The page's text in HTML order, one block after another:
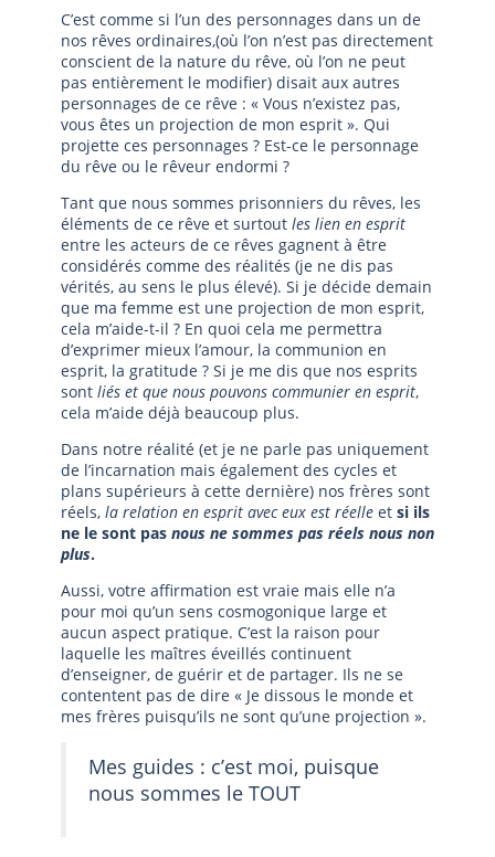
C’est comme si l’un des personnages dans un de
nos rêves ordinaires,(où l’on n’est pas directement
conscient de la nature du rêve, où l’on ne peut
pas entièrement le modifier) disait aux autres
personnages de ce rêve : « Vous n’existez pas,
vous êtes un projection de mon esprit ». Qui
projette ces personnages ? Est-ce le personnage
du rêve ou le rêveur endormi ?
Tant que nous sommes prisonniers du rêves, les
éléments de ce rêve et surtout les lien en esprit
entre les acteurs de ce rêves gagnent à être
considérés comme des réalités (je ne dis pas
vérités, au sens le plus élevé). Si je décide demain
que ma femme est une projection de mon esprit,
cela m’aide-t-il ? En quoi cela me permettra
d’exprimer mieux l’amour, la communion en
esprit, la gratitude ? Si je me dis que nos esprits
sont liés et que nous pouvons communier en esprit,
cela m’aide déjà beaucoup plus.
Dans notre réalité (et je ne parle pas uniquement
de l’incarnation mais également des cycles et
plans supérieurs à cette dernière) nos frères sont
réels, la relation en esprit avec eux est réelle et si ils
ne le sont pas nous ne sommes pas réels nous non
plus.
Aussi, votre affirmation est vraie mais elle n’a
pour moi qu’un sens cosmogonique large et
aucun aspect pratique. C’est la raison pour
laquelle les maîtres éveillés continuent
d’enseigner, de guérir et de partager. Ils ne se
contentent pas de dire « Je dissous le monde et
mes frères puisqu’ils ne sont qu’une projection ».
Mes guides : c’est moi, puisque
nous sommes le TOUT